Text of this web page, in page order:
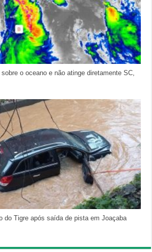
o oceano e não atinge diretamente SC,
do Tigre após saída de pista em Joaçaba